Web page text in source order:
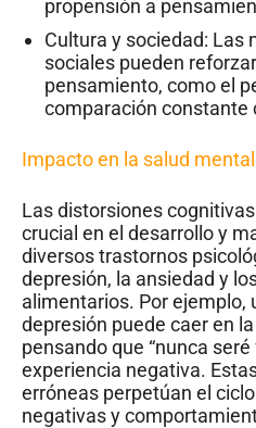
propensión a
Cultura y sociedad: Las
sociales pueden
pensamiento, como el
comparación constante
Impacto en la salud mental
Las distorsiones
crucial en el desarrollo y
diversos trastornos
depresión, la ansiedad y
alimentarios. Por ejemplo,
depresión puede caer en
pensando que “nunca
experiencia negativa.
erróneas perpetúan el
negativas y